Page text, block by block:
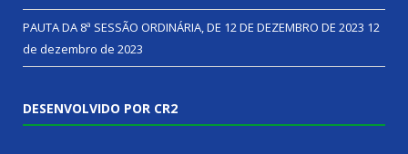
PAUTA DA 8ª SESSÃO ORDINÁRIA, DE 12 DE DEZEMBRO DE 2023 12
de dezembro de 2023
DESENVOLVIDO POR CR2